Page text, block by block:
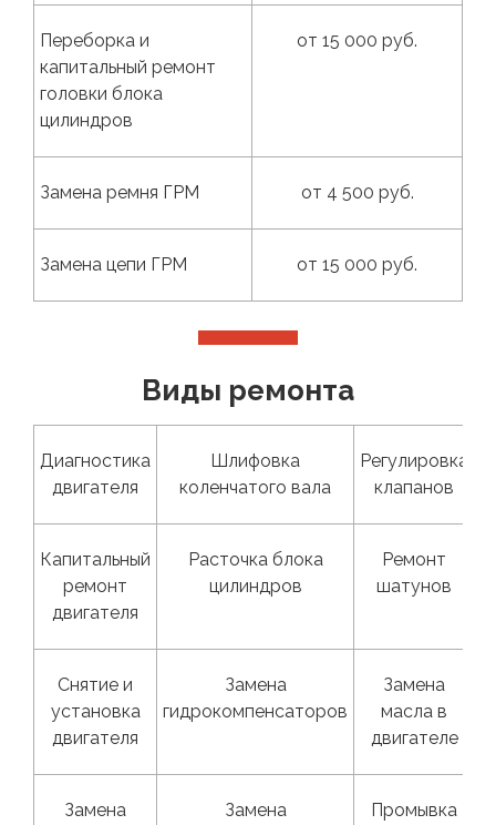
Переборка и
капитальный ремонт
головки блока
цилиндров
от 15 000 руб.
Замена ремня ГРМ от 4 500 руб.
Замена цепи ГРМ от 15 000 руб.
Виды ремонта
Диагностика
двигателя
Шлифовка
коленчатого вала
Регулировка
клапанов
Капитальный
ремонт
двигателя
Расточка блока
цилиндров
Ремонт
шатунов
Снятие и
установка
двигателя
Замена
гидрокомпенсаторов
Замена
масла в
двигателе
Замена
Замена
Промывка